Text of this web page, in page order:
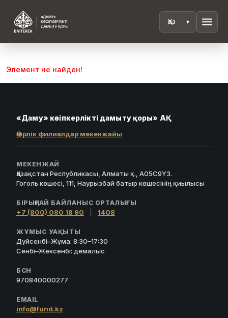
menu
Элемент не найден!
«Даму» кәсіпкерлікті дамыту қоры» АҚ
Өңірлік филиалдар мекенжайы
МЕКЕНЖАЙ
Қазақстан Республикасы, Алматы қ., A05C9Y3.
Гоголь көшесі, 111, Наурызбай батыр көшесінің қиылысы
БІРЫҢҒАЙ БАЙЛАНЫС ОРТАЛЫҒЫ
+7 (800) 080 18 90 1408
ЖҰМЫС УАҚЫТЫ
Дүйсенбі–Жұма: 8:30–17:30
Сенбі–Жексенбі: демалыс
БСН
970840000277
EMAIL
info@fund.kz